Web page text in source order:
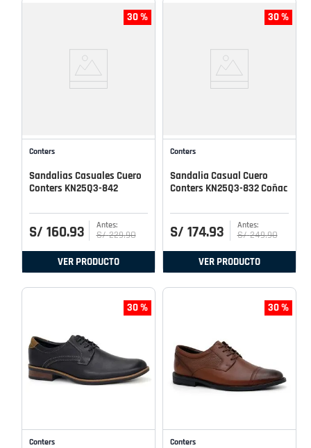
30 %
Conters
Sandalias Casuales Cuero
Conters KN25Q3-842
S/ 160.93 S/ 229.90
VER PRODUCTO
30 %
Conters
Sandalia Casual Cuero
Conters KN25Q3-832 Coñac
S/ 174.93 S/ 249.90
VER PRODUCTO
30 %
Conters
30 %
Conters